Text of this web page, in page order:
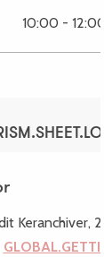
10:00 - 12:00
Keranchiver,